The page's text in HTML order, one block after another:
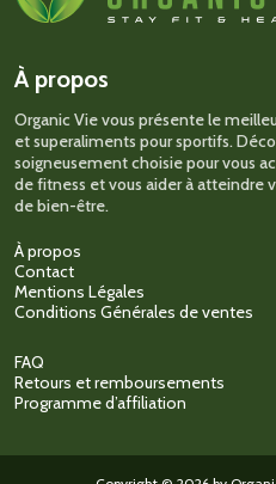
être
la
du
produit
À propos
Organic Vie vous présente le
et superaliments pour sportifs.
soigneusement choisie pour vous
de fitness et vous aider à atteindre
de bien-être.
À propos
Contact
Mentions Légales
Conditions Générales de ventes
FAQ
Retours et remboursements
Programme d’affiliation